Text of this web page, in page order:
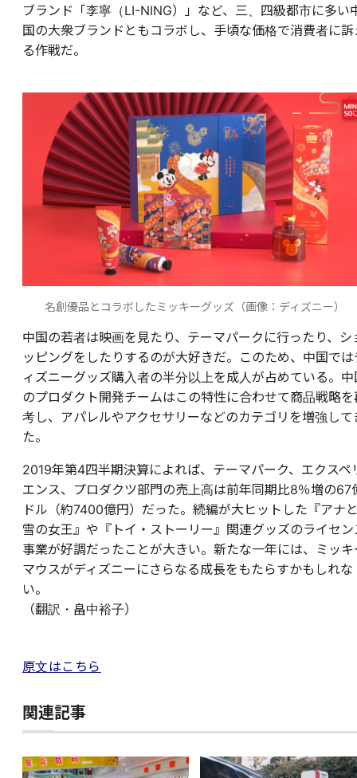
ブランド「李寧（LI-NING）」など、三、四級都市に多い
国の大衆ブランドともコラボし、手頃な価格で消費者に訴
る作戦だ。
名創優品とコラボしたミッキーグッズ（画像：ディズニー）
中国の若者は映画を見たり、テーマパークに行ったり、シ
ッピングをしたりするのが大好きだ。このため、中国では
ィズニーグッズ購入者の半分以上を成人が占めている。中
のプロダクト開発チームはこの特性に合わせて商品戦略を
考し、アパレルやアクセサリーなどのカテゴリを増強して
た。
2019年第4四半期決算によれば、テーマパーク、エクスペ
エンス、プロダクツ部門の売上高は前年同期比8％増の67
ドル（約7400億円）だった。続編が大ヒットした『アナ
雪の女王』や『トイ・ストーリー』関連グッズのライセン
事業が好調だったことが大きい。新たな一年には、ミッキ
マウスがディズニーにさらなる成長をもたらすかもしれな
い。
（翻訳・畠中裕子）
原文はこちら
関連記事